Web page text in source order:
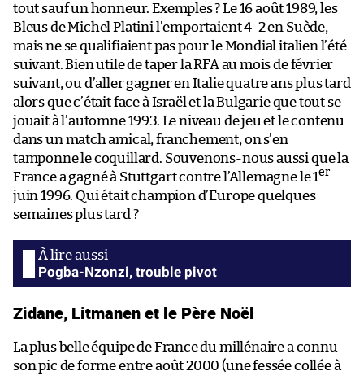
tout sauf un honneur. Exemples ? Le 16 août 1989, les
Bleus de Michel Platini l’emportaient 4-2 en Suède,
mais ne se qualifiaient pas pour le Mondial italien l’été
suivant. Bien utile de taper la RFA au mois de février
suivant, ou d’aller gagner en Italie quatre ans plus tard
alors que c’était face à Israël et la Bulgarie que tout se
jouait à l’automne 1993. Le niveau de jeu et le contenu
dans un match amical, franchement, on s’en
tamponne le coquillard. Souvenons-nous aussi que la
France a gagné à Stuttgart contre l’Allemagne le 1er
juin 1996. Qui était champion d’Europe quelques
semaines plus tard ?
Pogba-Nzonzi, trouble pivot
Zidane, Litmanen et le Père Noël
La plus belle équipe de France du millénaire a connu
son pic de forme entre août 2000 (une fessée collée à